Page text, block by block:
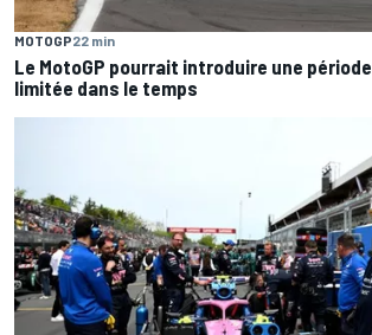
MOTOGP22 min
Le MotoGP pourrait introduire une
limitée dans le temps